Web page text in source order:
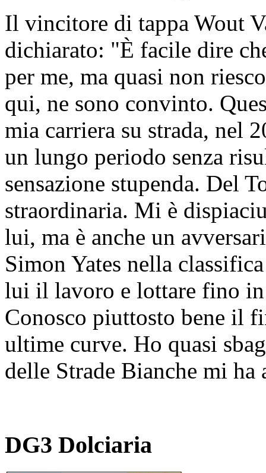
Il vincitore di tappa Wout
dichiarato: "È facile dire
per me, ma quasi non
qui, ne sono convinto.
mia carriera su strada, nel
un lungo periodo senza
sensazione stupenda. Del
straordinaria. Mi è
lui, ma è anche un
Simon Yates nella
lui il lavoro e lottare fino in
Conosco piuttosto bene il
ultime curve. Ho quasi
delle Strade Bianche mi
DG3 Dolciaria